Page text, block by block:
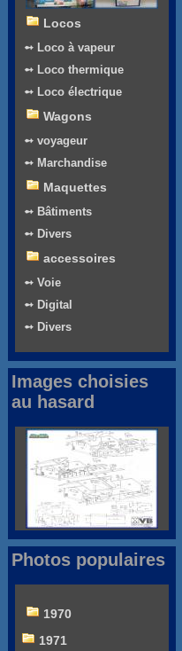
Locos
➻ Loco à vapeur
➻ Loco thermique
➻ Loco électrique
Wagons
➻ voyageur
➻ Marchandise
Maquettes
➻ Bâtiments
➻ Divers
accessoires
➻ Voie
➻ Digital
➻ Divers
Images choisies
au hasard
Photos populaires
1970
1971